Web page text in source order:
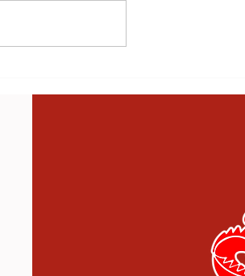
acumular mais rápido em